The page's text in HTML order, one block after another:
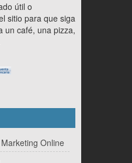
útil o
sitio para que siga
un café, una pizza,
Online